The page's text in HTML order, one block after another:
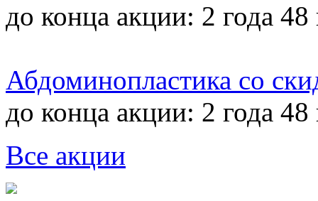
до конца акции: 2 года 48
Абдоминопластика со
до конца акции: 2 года 48
Все акции